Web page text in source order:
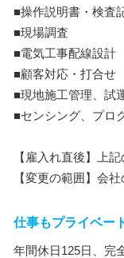
■操作説明書・検査
■現場調査
■電気工事配線設計
■顧客対応・打合せ
■現地施工管理、試
■センシング、プロ
【雇入れ直後】上
【変更の範囲】会
仕事もプライベー
年間休日125日、完